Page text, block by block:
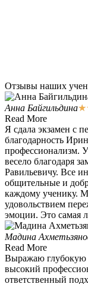
Отзывы наших
Анна Байгильдина★
Read More
Я сдала экзамен с
благодарность
профессионализм.
весело благодаря
Равильевичу. Все
общительные и
каждому ученику.
удовольствием
эмоции. Это самая
Мадина
Read More
Выражаю глубокую
высокий
ответственный